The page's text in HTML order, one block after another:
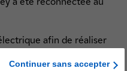
afin de réaliser
Continuer sans accepter